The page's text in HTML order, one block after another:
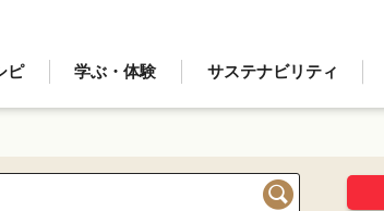
ピ 学ぶ・体験 サステナビリティ